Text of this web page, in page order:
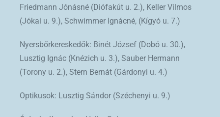
Friedmann Jónásné (Diófakút u. 2.), Keller Vilmos
(Jókai u. 9.), Schwimmer Ignácné, (Kígyó u. 7.)
Nyersbőrkereskedők: Binét József (Dobó u. 30.),
Lusztig Ignác (Knézich u. 3.), Sauber Hermann
(Torony u. 2.), Stern Bernát (Gárdonyi u. 4.)
Optikusok: Lusztig Sándor (Széchenyi u. 9.)